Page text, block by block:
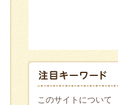
このサイトについて